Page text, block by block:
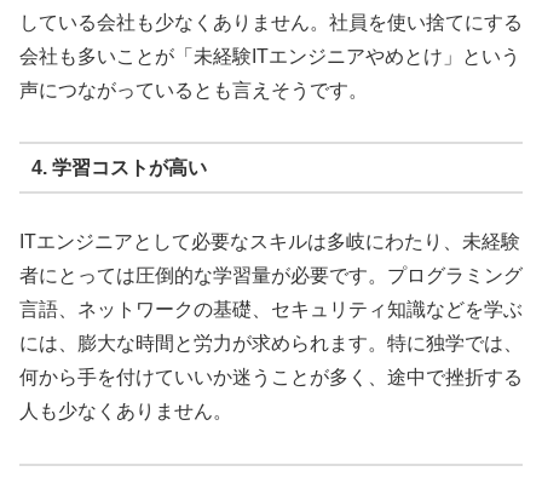
している会社も少なくありません。社員を使い捨てにする
会社も多いことが「未経験ITエンジニアやめとけ」という
声につながっているとも言えそうです。
4. 学習コストが高い
ITエンジニアとして必要なスキルは多岐にわたり、未経験
者にとっては圧倒的な学習量が必要です。プログラミング
言語、ネットワークの基礎、セキュリティ知識などを学ぶ
には、膨大な時間と労力が求められます。特に独学では、
何から手を付けていいか迷うことが多く、途中で挫折する
人も少なくありません。